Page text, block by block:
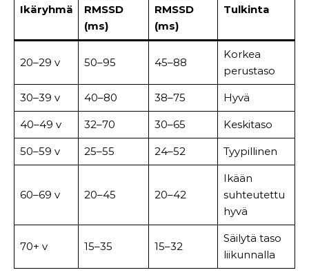
Ikäryhmä
RMSSD
(ms)
RMSSD
(ms)
Tulkinta
20–29 v 50–95 45–88
Korkea
perustaso
30–39 v 40–80 38–75 Hyvä
40–49 v 32–70 30–65 Keskitaso
50–59 v 25–55 24–52 Tyypillinen
60–69 v 20–45 20–42
Ikään
suhteutettu
hyvä
70+ v 15–35 15–32
Säilytä taso
liikunnalla